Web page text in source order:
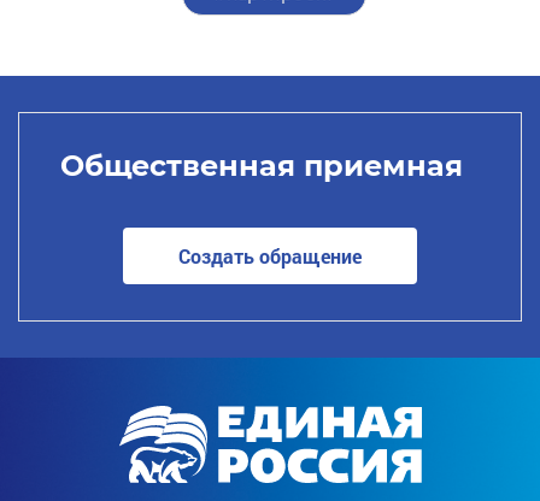
Общественная приемная
Создать обращение